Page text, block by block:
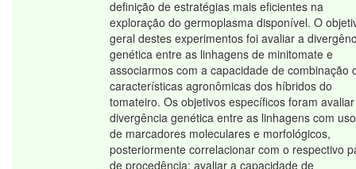
definição de estratégias mais eficientes na
exploração do germoplasma disponível. O
geral destes experimentos foi avaliar a
genética entre as linhagens de minitomate e
associarmos com a capacidade de combinação
características agronômicas dos híbridos do
tomateiro. Os objetivos específicos foram
divergência genética entre as linhagens com uso
de marcadores moleculares e morfológicos,
posteriormente correlacionar com o respectivo
de procedência; avaliar a capacidade de